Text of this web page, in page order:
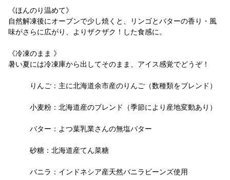
《ほんのり温めて》
自然解凍後にオーブンで少し焼くと、リンゴとバターの香り・風
味がさらに広がり、よりザクザク！した食感に。
《冷凍のまま 》
暑い夏には冷凍庫から出してそのまま、アイス感覚でどうぞ！
りんご：主に北海道余市産のりんご（数種類をブレンド）
小麦粉：北海道産のブレンド（季節により産地変動あり）
バター：よつ葉乳業さんの無塩バター
砂糖：北海道産てん菜糖
バニラ：インドネシア産天然バニラビーンズ使用